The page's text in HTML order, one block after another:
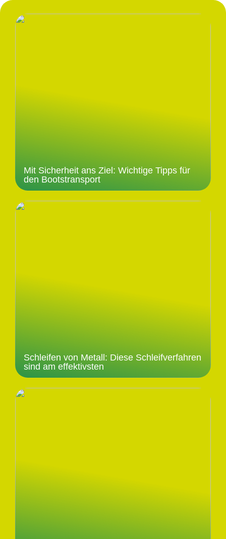
Mit Sicherheit ans Ziel: Wichtige Tipps für
den Bootstransport
Schleifen von Metall: Diese Schleifverfahren
sind am effektivsten